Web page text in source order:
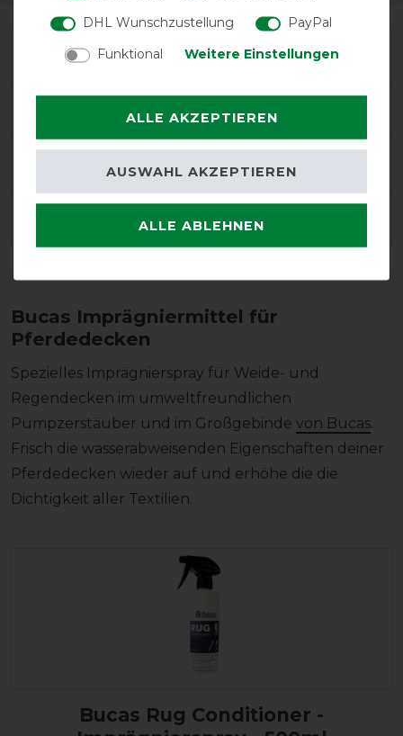
Wie oft sollte man Pferdedecken
Imprägnieren?
Wie lange hält die Imprägnierung
Wann muss ich meine
Pferdedecke imprägnieren?
Kann ich alle Arten von
Pferdedecken imprägnieren?
Bucas Imprägniermittel für
Pferdedecken
Spezielles Imprägnierspray für Weide- und
Regendecken im umweltfreundlichen
Pumpzerstäuber und im Großgebinde von Bucas.
Frisch die wasserabweisenden Eigenschaften deiner
Pferdedecken wieder auf und erhöhe die die
Dichtigkeit aller Textilien.
Bucas Rug Conditioner -
DHL Wunschzustellung
PayPal
Funktional
Weitere Einstellungen
ALLE AKZEPTIEREN
ALLE ABLEHNEN
AUSWAHL AKZEPTIEREN